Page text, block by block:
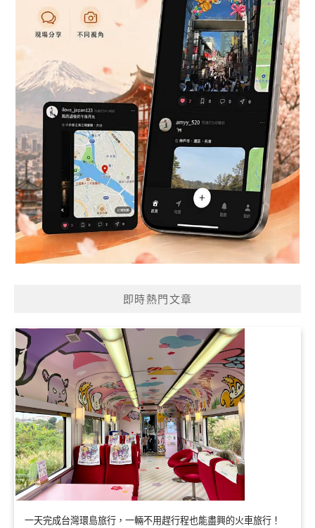
即時熱門文章
一天完成台灣環島旅行，一輛不用趕行程也能盡興的火車旅行！